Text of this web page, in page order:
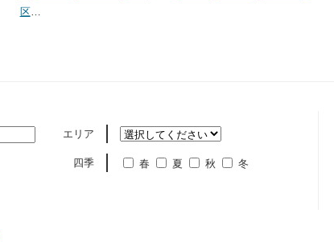
区…
エリア
四季 春 夏 秋 冬